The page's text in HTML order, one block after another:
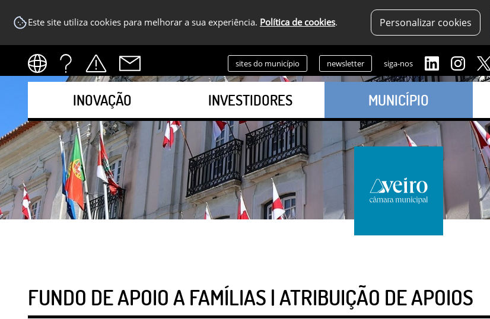
Este site utiliza cookies para melhorar a sua experiência. Política de cookies. Personalizar cookies
sites do município newsletter siga-nos
INOVAÇÃO INVESTIDORES MUNICÍPIO
FUNDO DE APOIO A FAMÍLIAS | ATRIBUIÇÃO DE APOIOS